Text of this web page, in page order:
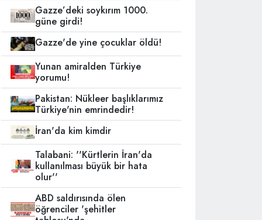
Gazze’deki soykırım 1000.
güne girdi!
Gazze'de yine çocuklar öldü!
Yunan amiralden Türkiye
yorumu!
Pakistan: Nükleer başlıklarımız
Türkiye'nin emrindedir!
İran'da kim kimdir
Talabani: ''Kürtlerin İran'da
kullanılması büyük bir hata
olur''
ABD saldırısında ölen
öğrenciler 'şehitler